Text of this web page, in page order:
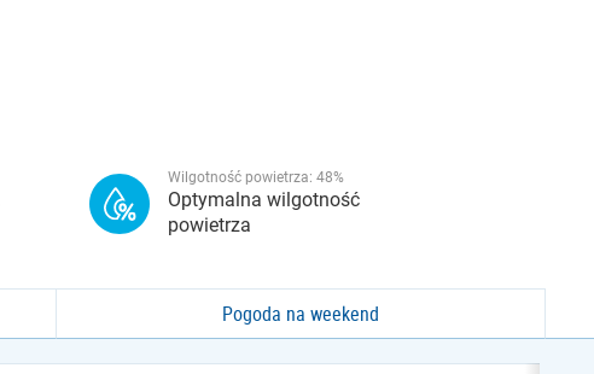
Wilgotność powietrza: 48%
Optymalna wilgotność
powietrza
Pogoda na weekend